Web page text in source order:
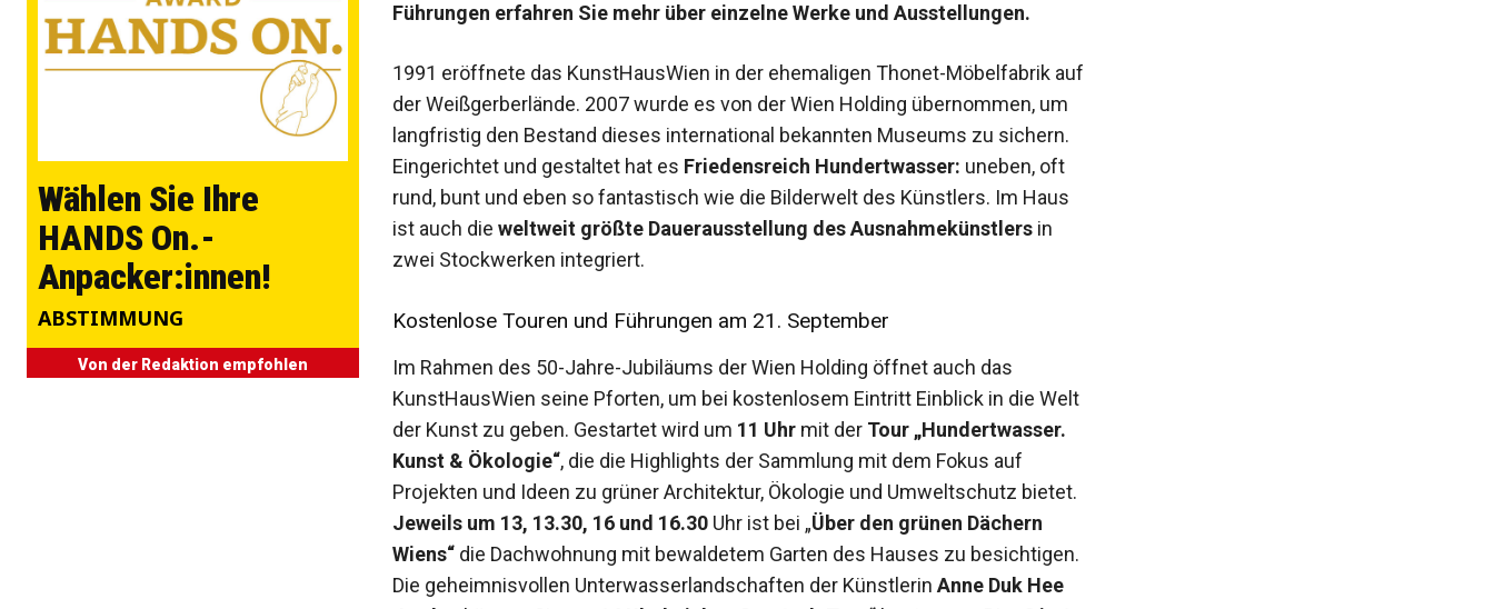
Wählen Sie Ihre
HANDS On.-
Anpacker:innen!
ABSTIMMUNG
Von der Redaktion empfohlen
Führungen erfahren Sie mehr über einzelne Werke und Ausstellungen.
1991 eröffnete das KunstHausWien in der ehemaligen Thonet-Möbelfabrik auf
der Weißgerberlände. 2007 wurde es von der Wien Holding übernommen, um
langfristig den Bestand dieses international bekannten Museums zu sichern.
Eingerichtet und gestaltet hat es Friedensreich Hundertwasser: uneben, oft
rund, bunt und eben so fantastisch wie die Bilderwelt des Künstlers. Im Haus
ist auch die weltweit größte Dauerausstellung des Ausnahmekünstlersin
zwei Stockwerken integriert.
Kostenlose Touren und Führungen am 21. September
Im Rahmen des 50-Jahre-Jubiläums der Wien Holding öffnet auch das
KunstHausWien seine Pforten, um bei kostenlosem Eintritt Einblick in die Welt
der Kunst zu geben. Gestartet wird um 11 Uhrmit der Tour „Hundertwasser.
Kunst & Ökologie“, die die Highlights der Sammlung mit dem Fokus auf
Projekten und Ideen zu grüner Architektur, Ökologie und Umweltschutz bietet.
Jeweils um 13, 13.30, 16 und 16.30Uhr ist bei „Über den grünen Dächern
Wiens“die Dachwohnung mit bewaldetem Garten des Hauses zu besichtigen.
Die geheimnisvollen Unterwasserlandschaften der Künstlerin Anne Duk Hee